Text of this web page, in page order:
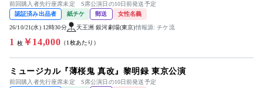
前回購入者先行座席未定 S席公演日の10日前発送予定
認証済み出品者
紙チケ 郵送 女性名義
26/10/21(水) 12時30分 天王洲 銀河劇場(東京)情報源: チケ流
1 枚￥14,000 （1枚あたり）
ミュージカル『薄桜鬼 真改』黎明録 東京公演
前回購入者先行座席未定 S席公演日の10日前発送予定